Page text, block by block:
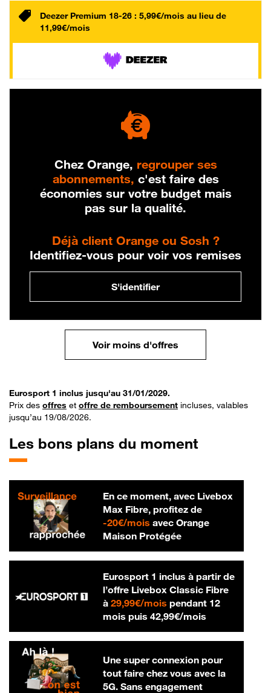
Deezer Premium 18-26 : 5,99€/mois au lieu de
11,99€/mois
Chez Orange, regrouper ses
abonnements, c'est faire des
économies sur votre budget mais
pas sur la qualité.
Déjà client Orange ou Sosh ?
Identifiez-vous pour voir vos remises
S'identifier
Voir moins d'offres
Eurosport 1 inclus jusqu'au 31/01/2029.
Prix des offres et offre de remboursement incluses, valables
jusqu’au 19/08/2026.
Les bons plans du moment
En ce moment, avec Livebox
Max Fibre, profitez de
-20€/mois20 € par mois
avec Orange
Maison Protégée
Eurosport 1 inclus à partir de
l’offre Livebox Classic Fibre
à 29,99€/mois29,99 € par mois
pendant 12
mois puis 42,99€/mois42,99 € par
Une super connexion pour
tout faire chez vous avec la
5G. Sans engagement